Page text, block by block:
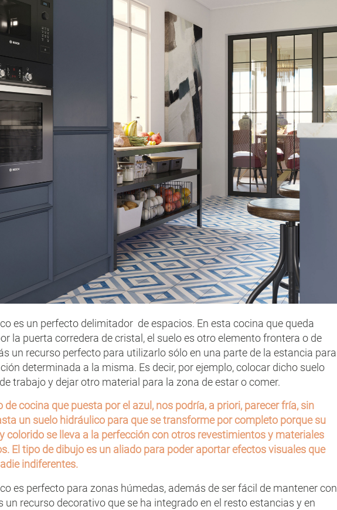
es un perfecto delimitador de espacios. En esta cocina que queda
la puerta corredera de cristal, el suelo es otro elemento frontera o de
un recurso perfecto para utilizarlo sólo en una parte de la estancia para
determinada a la misma. Es decir, por ejemplo, colocar dicho suelo
trabajo y dejar otro material para la zona de estar o comer.
de cocina que puesta por el azul, nos podría, a priori, parecer fría, sin
un suelo hidráulico para que se transforme por completo porque su
colorido se lleva a la perfección con otros revestimientos y materiales
El tipo de dibujo es un aliado para poder aportar efectos visuales que
indiferentes.
es perfecto para zonas húmedas, además de ser fácil de mantener con
un recurso decorativo que se ha integrado en el resto estancias y en